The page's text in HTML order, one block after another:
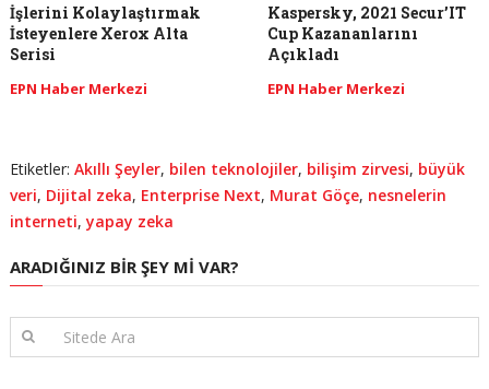
İşlerini Kolaylaştırmak
İsteyenlere Xerox Alta
Serisi
EPN Haber Merkezi
Kaspersky, 2021 Secur’IT
Cup Kazananlarını
Açıkladı
EPN Haber Merkezi
Etiketler: Akıllı Şeyler, bilen teknolojiler, bilişim zirvesi, büyük
veri, Dijital zeka, Enterprise Next, Murat Göçe, nesnelerin
interneti,yapay zeka
ARADIĞINIZ BIR ŞEY MI VAR?